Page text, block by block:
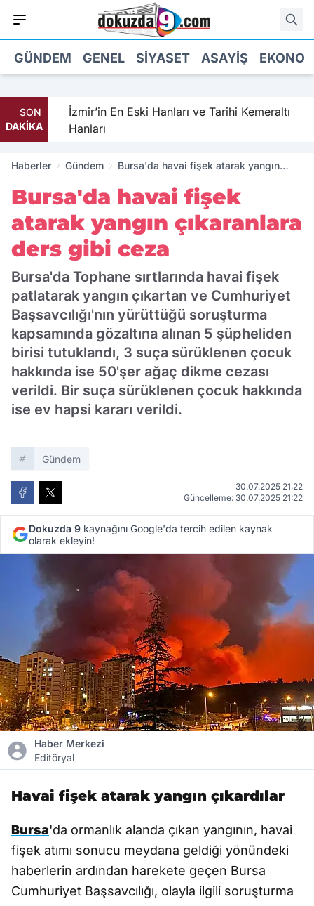
GÜNDEM GENEL SIYASET ASAYIŞ
SON
DAKİKA
İzmir’in En Eski Hanları ve Tarihi Kemeraltı
Hanları
Haberler Gündem
Bursa'da havai fişek atarak yangın
Bursa'da havai fişek
atarak yangın çıkaranlara
ders gibi ceza
Bursa'da Tophane sırtlarında havai fişek
patlatarak yangın çıkartan ve Cumhuriyet
Başsavcılığı'nın yürüttüğü soruşturma
kapsamında gözaltına alınan 5 şüpheliden
birisi tutuklandı, 3 suça sürüklenen çocuk
hakkında ise 50'şer ağaç dikme cezası
verildi. Bir suça sürüklenen çocuk hakkında
ise ev hapsi kararı verildi.
Gündem
30.07.2025 21:22
Güncelleme: 30.07.2025 21:22
Dokuzda 9 kaynağını Google'da tercih edilen kaynak
olarak ekleyin!
Haber Merkezi
Editöryal
Havai fişek atarak yangın çıkardılar
Bursa'da ormanlık alanda çıkan yangının, havai
fişek atımı sonucu meydana geldiği yönündeki
haberlerin ardından harekete geçen Bursa
Cumhuriyet Başsavcılığı, olayla ilgili soruşturma